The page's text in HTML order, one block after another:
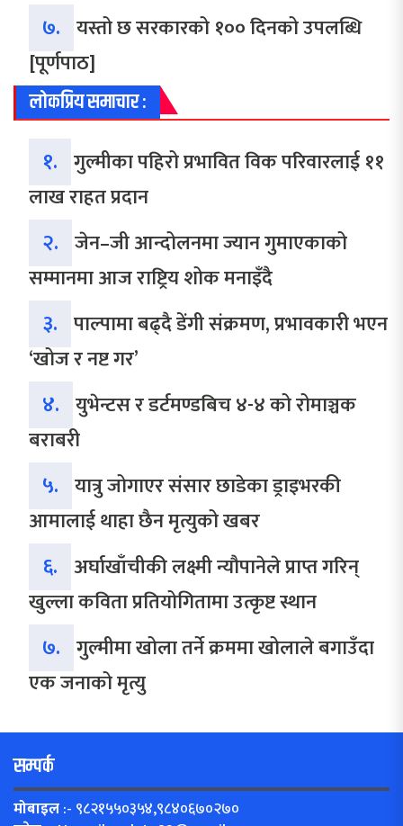
७. यस्तो छ सरकारको १०० दिनको उपलब्धि
[पूर्णपाठ]
लोकप्रिय समाचार :
१. गुल्मीका पहिरो प्रभावित विक परिवारलाई ११
लाख राहत प्रदान
२. जेन–जी आन्दोलनमा ज्यान गुमाएकाको
सम्मानमा आज राष्ट्रिय शोक मनाइँदै
३. पाल्पामा बढ्दै डेंगी संक्रमण, प्रभावकारी भएन
‘खोज र नष्ट गर’
४. युभेन्टस र डर्टमण्डबिच ४-४ को रोमाञ्चक
बराबरी
५. यात्रु जोगाएर संसार छाडेका ड्राइभरकी
आमालाई थाहा छैन मृत्युको खबर
६. अर्घाखाँचीकी लक्ष्मी न्यौपानेले प्राप्त गरिन्
खुल्ला कविता प्रतियोगितामा उत्कृष्ट स्थान
७. गुल्मीमा खोला तर्ने क्रममा खोलाले बगाउँदा
एक जनाको मृत्यु
सम्पर्क
मोबाइल:- ९८२१५५०३५४,९८४०६७०२७०